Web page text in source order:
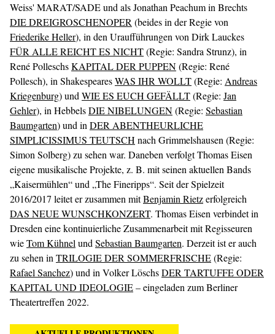
Weiss' MARAT/SADE und als Jonathan Peachum in Brechts
DIE DREIGROSCHENOPER (beides in der Regie von
Friederike Heller), in den Uraufführungen von Dirk Lauckes
FÜR ALLE REICHT ES NICHT(Regie: Sandra Strunz), in
René PolleschsKAPITAL DER PUPPEN(Regie: René
Pollesch), in ShakespearesWAS IHR WOLLT(Regie: Andreas
Kriegenburg) und WIE ES EUCH GEFÄLLT(Regie: Jan
Gehler), in HebbelsDIE NIBELUNGEN(Regie: Sebastian
Baumgarten) und in DER ABENTHEURLICHE
SIMPLICISSIMUS TEUTSCH nach Grimmelshausen (Regie:
Simon Solberg) zu sehen war. Daneben verfolgt Thomas Eisen
eigene musikalische Projekte, z. B. mit seinen aktuellen Bands
„Kaisermühlen“ und „The Fineripps“. Seit der Spielzeit
2016/2017 leitet er zusammen mitBenjamin Rietzerfolgreich
DAS NEUE WUNSCHKONZERT. Thomas Eisen verbindet in
Dresden eine kontinuierliche Zusammenarbeit mit Regisseuren
wieTom Kühnel und Sebastian Baumgarten. Derzeit ist er auch
zu sehen in TRILOGIE DER SOMMERFRISCHE(Regie:
Rafael Sanchez) und in Volker LöschsDER TARTUFFE ODER
KAPITAL UND IDEOLOGIE– eingeladen zum Berliner
Theatertreffen 2022.